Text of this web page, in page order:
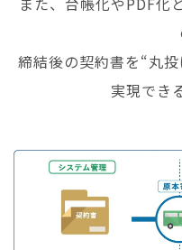
締結後の契約書を“丸
実現でき